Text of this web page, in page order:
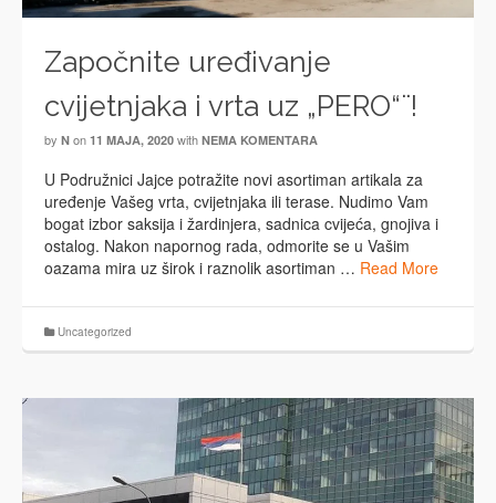
Započnite uređivanje
cvijetnjaka i vrta uz „PERO“¨!
by N on 11 MAJA, 2020 with NEMA KOMENTARA
U Podružnici Jajce potražite novi asortiman artikala za
uređenje Vašeg vrta, cvijetnjaka ili terase. Nudimo Vam
bogat izbor saksija i žardinjera, sadnica cvijeća, gnojiva i
ostalog. Nakon napornog rada, odmorite se u Vašim
oazama mira uz širok i raznolik asortiman … Read More
Uncategorized